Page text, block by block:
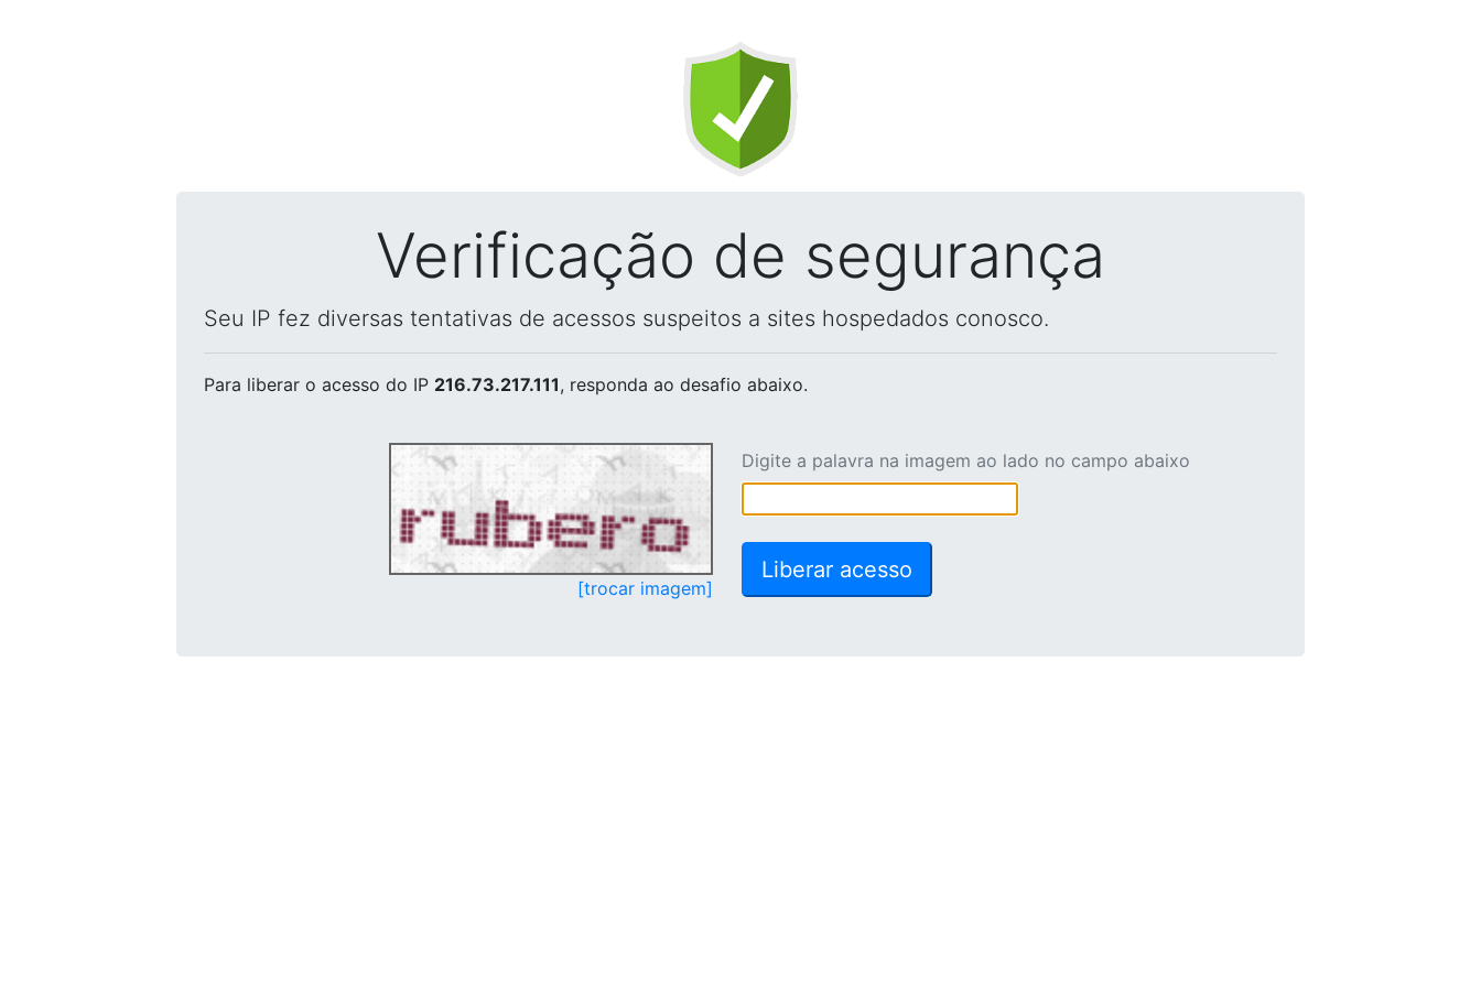
Verificação de segurança
Seu IP fez diversas tentativas de acessos suspeitos a sites hospedados conosco.
Para liberar o acesso do IP 216.73.217.111, responda ao desafio abaixo.
[trocar imagem]
Digite a palavra na imagem ao lado no campo abaixo